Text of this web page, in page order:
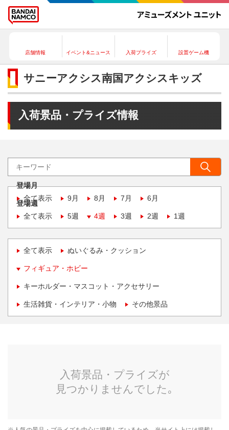
店舗情報 イベント&ニュース 入荷プライズ 設置ゲーム機
サニーアクシス南国アクシスキッズ
入荷景品・プライズ情報
登場月
全て表示
9月 8月 7月 6月
登場週
全て表示
5週 4週 3週 2週 1週
全て表示 ぬいぐるみ・クッション
フィギュア・ホビー
キーホルダー・マスコット・アクセサリー
生活雑貨・インテリア・小物 その他景品